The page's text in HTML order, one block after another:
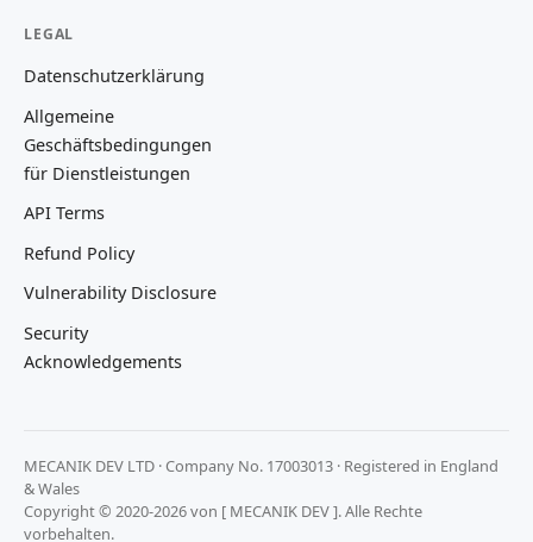
LEGAL
Datenschutzerklärung
Allgemeine
Geschäftsbedingungen
für Dienstleistungen
API Terms
Refund Policy
Vulnerability Disclosure
Security
Acknowledgements
MECANIK DEV LTD · Company No. 17003013 · Registered in England
& Wales
Copyright © 2020-2026 von [ MECANIK DEV ]. Alle Rechte
vorbehalten.